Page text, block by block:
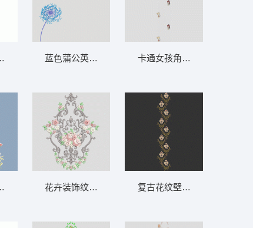
图案 软装 装饰 窗帘
软装 装饰 窗帘
蓝色蒲公英装饰图 软装 装饰 窗帘
花卉装饰纹样图案 软装 装饰 窗帘
卡通女孩角色集合 软装 装饰
复古花纹壁纸图案 软装 装饰